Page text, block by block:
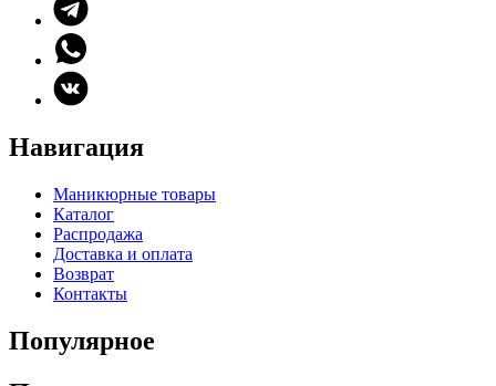
Навигация
Маникюрные товары
Каталог
Распродажа
Доставка и оплата
Возврат
Контакты
Популярное